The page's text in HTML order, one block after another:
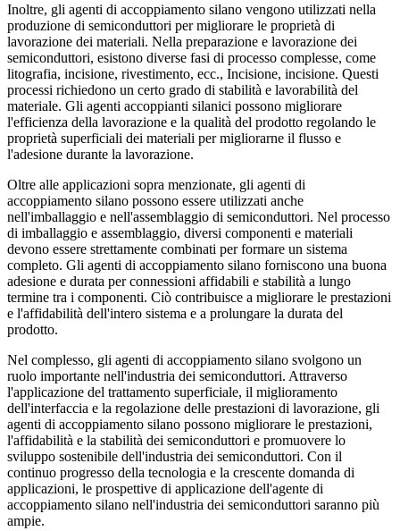
Inoltre, gli agenti di accoppiamento silano vengono utilizzati nella
produzione di semiconduttori per migliorare le proprietà di
lavorazione dei materiali. Nella preparazione e lavorazione dei
semiconduttori, esistono diverse fasi di processo complesse, come
litografia, incisione, rivestimento, ecc., Incisione, incisione. Questi
processi richiedono un certo grado di stabilità e lavorabilità del
materiale. Gli agenti accoppianti silanici possono migliorare
l'efficienza della lavorazione e la qualità del prodotto regolando le
proprietà superficiali dei materiali per migliorarne il flusso e
l'adesione durante la lavorazione.
Oltre alle applicazioni sopra menzionate, gli agenti di
accoppiamento silano possono essere utilizzati anche
nell'imballaggio e nell'assemblaggio di semiconduttori. Nel processo
di imballaggio e assemblaggio, diversi componenti e materiali
devono essere strettamente combinati per formare un sistema
completo. Gli agenti di accoppiamento silano forniscono una buona
adesione e durata per connessioni affidabili e stabilità a lungo
termine tra i componenti. Ciò contribuisce a migliorare le prestazioni
e l'affidabilità dell'intero sistema e a prolungare la durata del
prodotto.
Nel complesso, gli agenti di accoppiamento silano svolgono un
ruolo importante nell'industria dei semiconduttori. Attraverso
l'applicazione del trattamento superficiale, il miglioramento
dell'interfaccia e la regolazione delle prestazioni di lavorazione, gli
agenti di accoppiamento silano possono migliorare le prestazioni,
l'affidabilità e la stabilità dei semiconduttori e promuovere lo
sviluppo sostenibile dell'industria dei semiconduttori. Con il
continuo progresso della tecnologia e la crescente domanda di
applicazioni, le prospettive di applicazione dell'agente di
accoppiamento silano nell'industria dei semiconduttori saranno più
ampie.